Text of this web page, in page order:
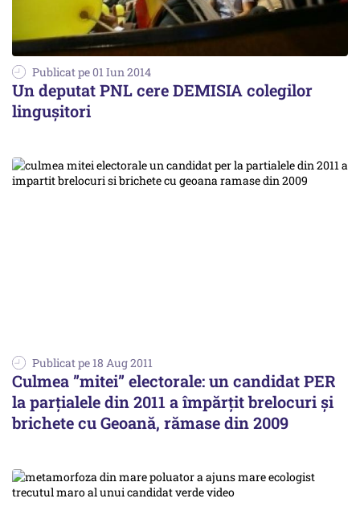
Publicat pe 01 Iun 2014
Un deputat PNL cere DEMISIA colegilor
lingușitori
Publicat pe 18 Aug 2011
Culmea ”mitei” electorale: un candidat PER
la parțialele din 2011 a împărțit brelocuri și
brichete cu Geoană, rămase din 2009